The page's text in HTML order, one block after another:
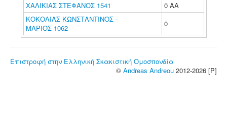
ΧΑΛΙΚΙΑΣ ΣΤΕΦΑΝΟΣ 1541
0 ΑΑ
ΚΟΚΟΛΙΑΣ ΚΩΝΣΤΑΝΤΙΝΟΣ -
ΜΑΡΙΟΣ 1062
0
Επιστροφή στην Ελληνική Σκακιστική Ομοσπονδία
© Andreas Andreou 2012-2026 [P]